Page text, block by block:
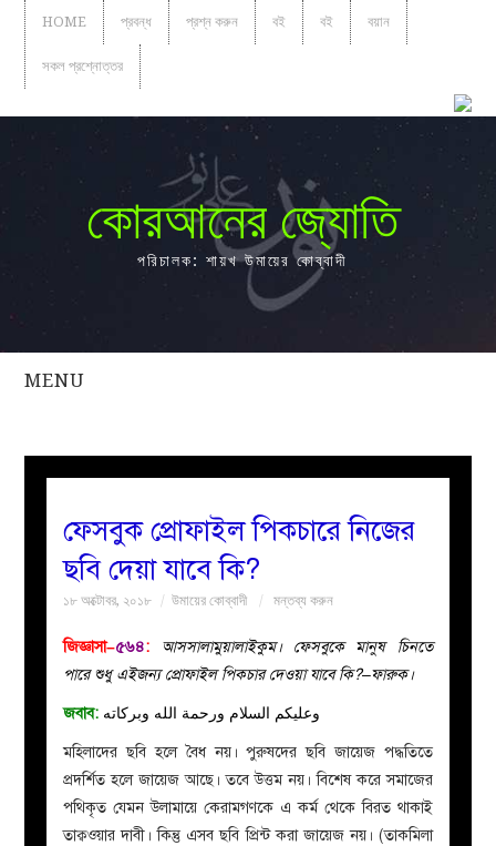
HOME প্রবন্ধ প্রশ্ন করুন বই বই বয়ান
সকল প্রশ্নোত্তর
কোরআনের জ্যোতি
পরিচালক: শায়খ উমায়ের কোব্বাদী
MENU
সকল
নারীদের
ইসলাহী
মজলিস
প্রশ্ন
ফেসবুক প্রোফাইল পিকচারে নিজের
ছবি দেয়া যাবে কি?
১৮ অক্টোবর, ২০১৮ উমায়ের কোব্বাদী মন্তব্য করুন
জিজ্ঞাসা–৫৬৪:
আসসালামুয়ালাইকুম। ফেসবুকে মানুষ চিনতে
পারে শুধু এইজন্য প্রোফাইল পিক্চার দেওয়া যাবে কি?–ফারুক।
জবাব: وعليكم السلام ورحمة الله وبركاته
মহিলাদের ছবি হলে বৈধ নয়। পুরুষদের ছবি জায়েজ পদ্ধতিতে
প্রদর্শিত হলে জায়েজ আছে। তবে উত্তম নয়। বিশেষ করে সমাজের
পথিকৃত যেমন উলামায়ে কেরামগণকে এ কর্ম থেকে বিরত থাকাই
তাক্বওয়ার দাবী। কিন্তু এসব ছবি প্রিন্ট করা জায়েজ নয়। (তাকমিলা